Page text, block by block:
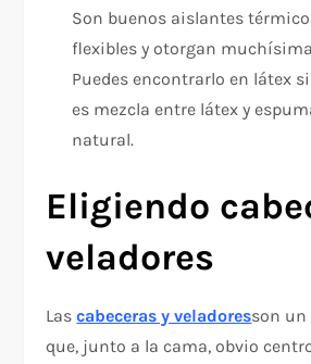
Son buenos aislantes
flexibles y otorgan
Puedes encontrarlo en látex
es mezcla entre látex y
natural.
Eligiendo
veladores
Lascabeceras y veladoresson un
que, junto a la cama, obvio